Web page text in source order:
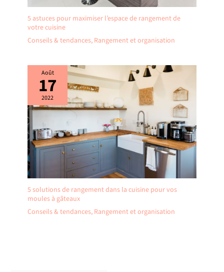
5 astuces pour maximiser l’espace de rangement de
votre cuisine
Conseils & tendances, Rangement et organisation
Août
17
2022
5 solutions de rangement dans la cuisine pour vos
moules à gâteaux
Conseils & tendances, Rangement et organisation